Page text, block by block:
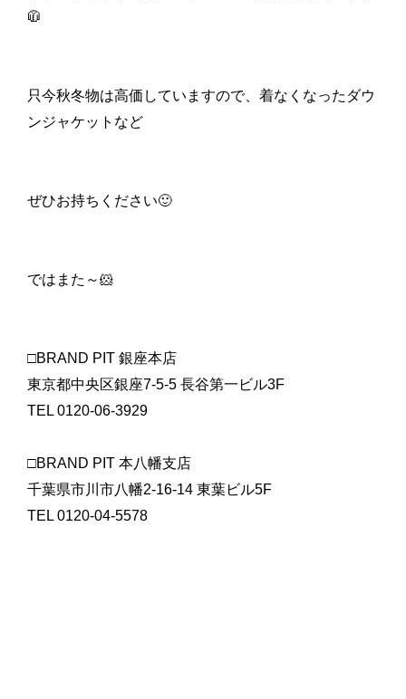
🧥
只今秋冬物は高価していますので、着なくなったダウ
ンジャケットなど
ぜひお持ちください🙂
ではまた～​🐹
□BRAND PIT 銀座本店
東京都中央区銀座7-5-5 長谷第一ビル3F
TEL 0120-06-3929
□BRAND PIT 本八幡支店
千葉県市川市八幡2-16-14 東葉ビル5F
TEL 0120-04-5578